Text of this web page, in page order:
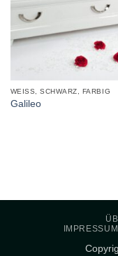
WEISS, SCHWARZ, FARBIG
Galileo